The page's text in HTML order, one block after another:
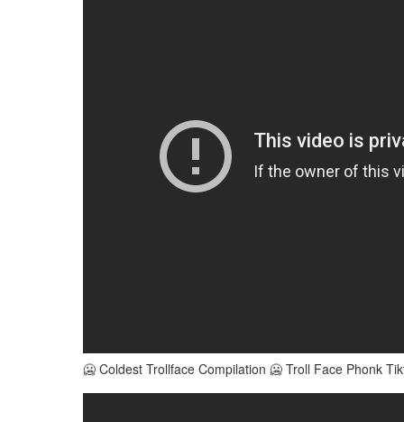
🥶 Coldest Trollface Compilation 🥶 Troll Face Phonk